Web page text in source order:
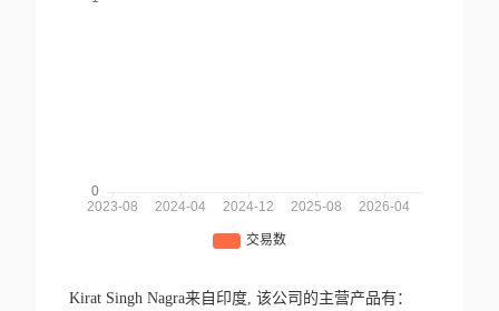
Kirat Singh Nagra来自印度, 该公司的主营产品有：